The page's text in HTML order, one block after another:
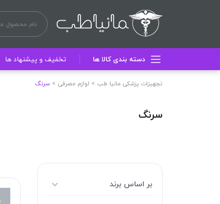
دسته بندی کالا ها تخفیف و پیشنهاد ها
تجهیزات پزشکی مانیا طب لوازم مصرفی سرنگ
سرنگ
بر اساس برند